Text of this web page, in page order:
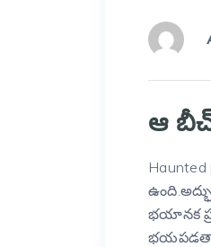
ఆ
భయానక